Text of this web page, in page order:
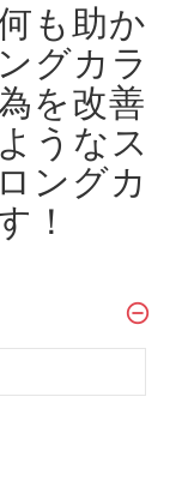
も助か
グカラ
を改善
うなス
ングカ
！